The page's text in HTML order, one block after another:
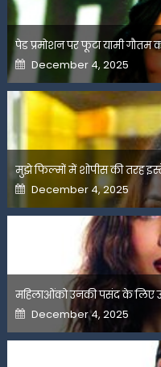
पेड प्रमोशन पर फूटा यामी गौतम
Posted
on
December 4, 2025
मुझे फिल्मों में शोपीस की तरह
Posted
on
December 4, 2025
महिलाओंको उनकी पसंद के लिए
Posted
on
December 4, 2025